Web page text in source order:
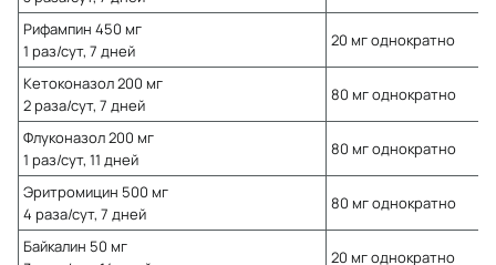
Рифампин 450 мг
1 раз/сут, 7 дней
20 мг однократно
Кетоконазол 200 мг
2 раза/сут, 7 дней
80 мг однократно
Флуконазол 200 мг
1 раз/сут, 11 дней
80 мг однократно
Эритромицин 500 мг
4 раза/сут, 7 дней
80 мг однократно
Байкалин 50 мг
20 мг однократно